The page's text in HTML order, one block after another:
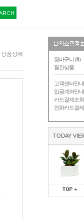
장바구니 (0)
찜한상품
고객센터안내
입금계좌안내
카드결제조회
전화카드결제
TODAY
상품상세